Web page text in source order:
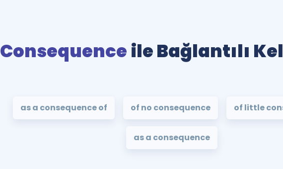
Consequence ile Bağlantılı
as a consequence of of no consequence of little
as a consequence